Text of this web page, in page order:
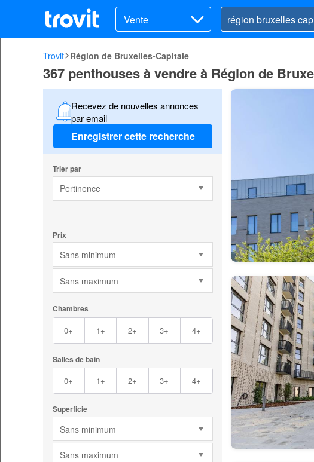
Vente
Trovit Région de Bruxelles-Capitale
367 penthouses à vendre à Région de
Recevez de nouvelles annonces
par email
Enregistrer cette recherche
Trier par
Pertinence
Prix
Sans minimum
Sans maximum
Chambres
0+ 1+ 2+ 3+ 4+
Salles de bain
0+ 1+ 2+ 3+ 4+
Superficie
Sans minimum
Sans maximum